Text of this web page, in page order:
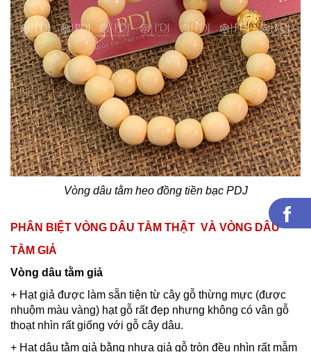
Vòng dâu tằm heo đồng tiền bạc PDJ
PHÂN BIỆT VÒNG DÂU TẰM THẬT VÀ VÒNG DÂU
TẰM GIẢ
Vòng dâu tằm giả
+ Hạt giả được làm sẵn tiện từ cây gỗ thừng mực (được
nhuộm màu vàng) hạt gỗ rất đẹp nhưng không có vân gỗ
thoạt nhìn rất giống với gỗ cây dâu.
+ Hạt dâu tằm giả bằng nhựa giả gỗ tròn đều nhìn rất mẫm